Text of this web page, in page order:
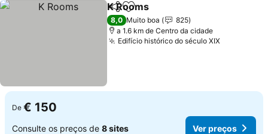
PartilharAdicionar aos favoritos
K Rooms
8,0 Muito boa
825
a 1.6 km de Centro da cidade
Edifício histórico do século XIX
De € 150
Consulte os preços de 8 sites Ver preços